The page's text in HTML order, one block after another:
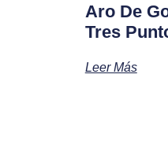
Aro De
Tres
Leer Más